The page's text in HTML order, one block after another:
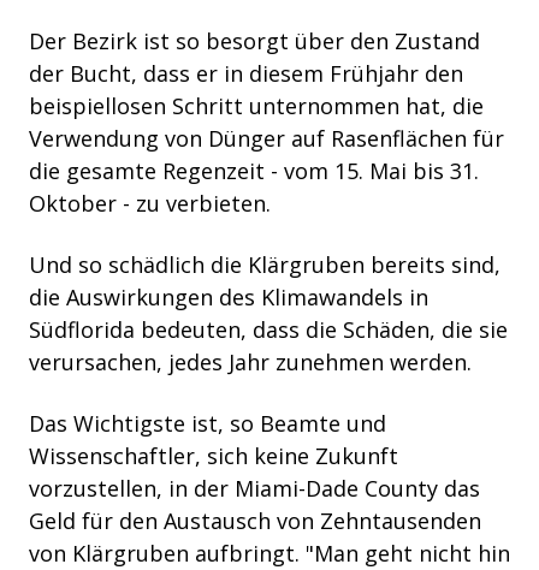
Der Bezirk ist so besorgt über den Zustand
der Bucht, dass er in diesem Frühjahr den
beispiellosen Schritt unternommen hat, die
Verwendung von Dünger auf Rasenflächen für
die gesamte Regenzeit - vom 15. Mai bis 31.
Oktober - zu verbieten.
Und so schädlich die Klärgruben bereits sind,
die Auswirkungen des Klimawandels in
Südflorida bedeuten, dass die Schäden, die sie
verursachen, jedes Jahr zunehmen werden.
Das Wichtigste ist, so Beamte und
Wissenschaftler, sich keine Zukunft
vorzustellen, in der Miami-Dade County das
Geld für den Austausch von Zehntausenden
von Klärgruben aufbringt. "Man geht nicht hin